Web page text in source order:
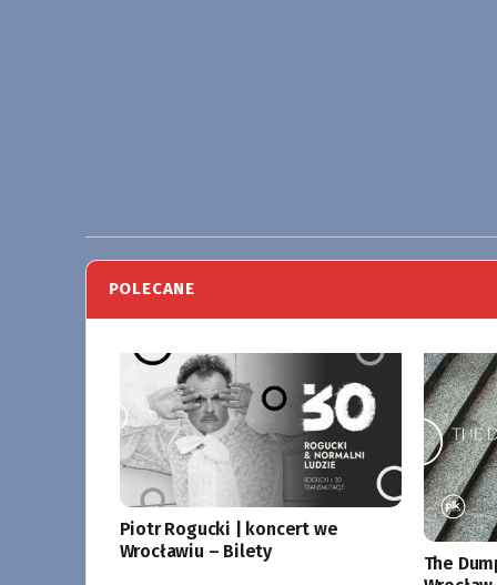
POLECANE
Piotr Rogucki | koncert we
Wrocławiu – Bilety
The